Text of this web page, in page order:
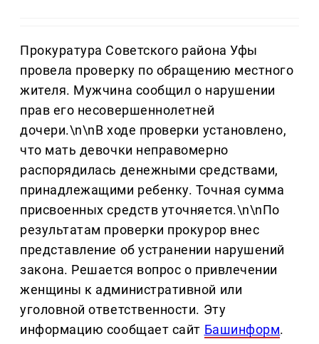
Прокуратура Советского района Уфы
провела проверку по обращению местного
жителя. Мужчина сообщил о нарушении
прав его несовершеннолетней
дочери.\n\nВ ходе проверки установлено,
что мать девочки неправомерно
распорядилась денежными средствами,
принадлежащими ребенку. Точная сумма
присвоенных средств уточняется.\n\nПо
результатам проверки прокурор внес
представление об устранении нарушений
закона. Решается вопрос о привлечении
женщины к административной или
уголовной ответственности. Эту
информацию сообщает сайт Башинформ.